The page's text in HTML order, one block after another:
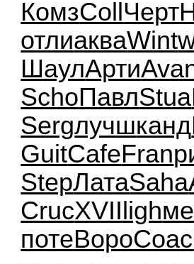
КомзColl Черт
отлиакваWint
ШаулАрти
SchoПавлStua
Sergлучшканд
GuitCafeFran
StepЛатаSaha
CrucXVII ligh
потеВороCoac